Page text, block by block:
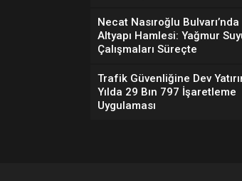
Necat Nasıroğlu Bulvarı’nda
Altyapı Hamlesi: Yağmur
Çalışmaları Süreçte
Trafik Güvenliğine Dev
Yılda 29 Bın 797 İşaretleme
Uygulaması